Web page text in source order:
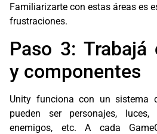
Familiarizarte con estas áreas es
frustraciones.
Paso 3:
y componentes
Unity funciona con un sistema
pueden ser personajes, luces,
enemigos, etc. A cada